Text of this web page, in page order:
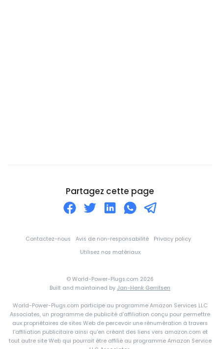
Croatie
Côte d'Ivoire
Danemark
Djibouti
Dominique
Partagez cette page
Contactez-nous Avis de non-responsabilité
Privacy policy
Utilisez nos matériaux
© World-Power-Plugs.com 2026
Built and maintained by Jan-Henk Gerritsen
World-Power-Plugs.com participe au programme Amazon Services LLC
Associates, un programme de publicité d'affiliation conçu pour permettre
aux propriétaires de sites Web de percevoir une rénumération à travers
l'affiliation publicitaire ainsi qu'en créant des liens vers amazon.com et
tout autre site Web qui pourrait être affilié au programme Amazon Service